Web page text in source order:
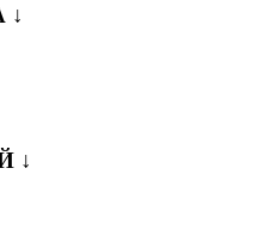
↓